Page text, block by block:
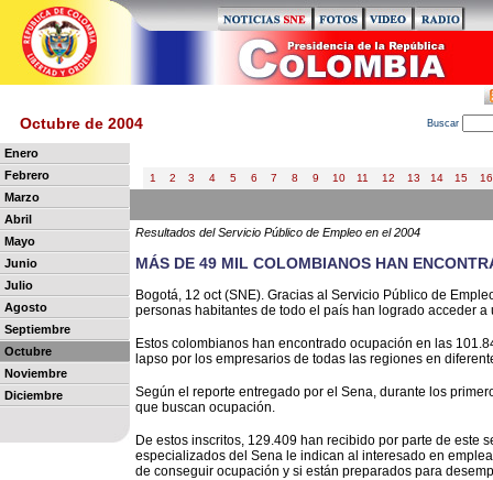
Octubre de 2004 Buscar
Enero
Febrero
Marzo
Abril
Mayo
Junio
Julio
Agosto
Septiembre
Octubre
Noviembre
Diciembre
1 2 3 4 5 6 7 8 9 10 11 12 13 14 15 16
Resultados del Servicio Público de Empleo en el 2004
MÁS DE 49 MIL COLOMBIANOS HAN
Bogotá, 12 oct (SNE). Gracias al Servicio Público de
personas habitantes de todo el país han logrado acceder a
Estos colombianos han encontrado ocupación en las
lapso por los empresarios de todas las regiones en
Según el reporte entregado por el Sena, durante los
que buscan ocupación.
De estos inscritos, 129.409 han recibido por parte de este
especializados del Sena le indican al interesado en
de conseguir ocupación y si están preparados para